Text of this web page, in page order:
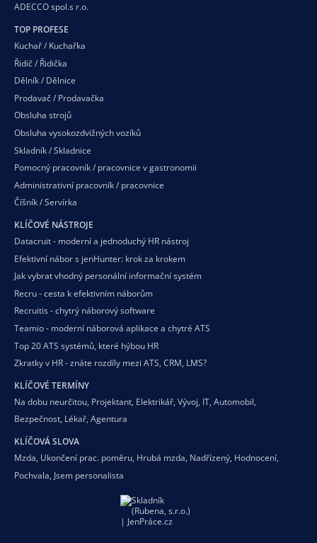
ADECCO spol.s r.o.
TOP PROFESE
Kuchař / Kuchařka
Řidič / Řidička
Dělník / Dělnice
Prodavač / Prodavačka
Obsluha strojů
Obsluha vysokozdvižných vozíků
Skladník / Skladnice
Pomocný pracovník / pracovnice v gastronomii
Administrativní pracovník / pracovnice
Číšník / Servírka
KLÍČOVÉ NÁSTROJE
Datacruit - moderní a jednoduchý HR nástroj
Efektivní nábor s jenHunter: krok za krokem
Jak vybrat vhodný personální informační systém
Recru - cesta k efektivním náborům
Recruitis - chytrý náborový software
Teamio - moderní náborová aplikace a chytré ATS
Top 20 ATS systémů, které hýbou HR
Zkratky v HR - znáte rozdíly mezi ATS, CRM, LMS?
KLÍČOVÉ TERMÍNY
Na dobu neurčitou, Projektant, Elektrikář, Vývoj, IT, Automobil,
Bezpečnost, Lékař, Agentura
KLÍČOVÁ SLOVA
Mzda, Ukončení prac. poměru, Hrubá mzda, Nadřízený, Hodnocení,
Pochvala, Jsem personalista